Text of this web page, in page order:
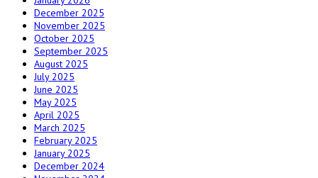
December 2025
November 2025
October 2025
September 2025
August 2025
July 2025
June 2025
May 2025
April 2025
March 2025
February 2025
January 2025
December 2024